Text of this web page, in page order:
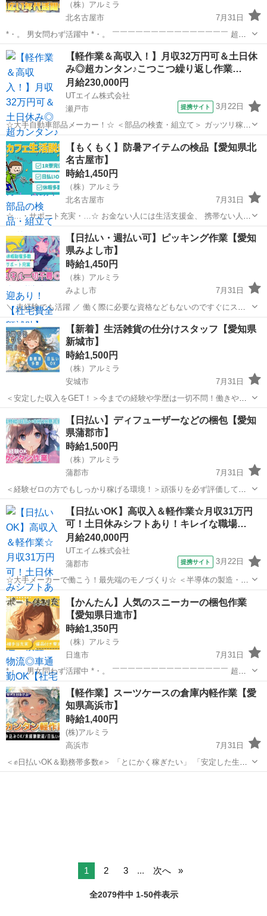
（株）アルミラ
北名古屋市
7月31日
*・。 男女問わず活躍中 *・。 ￣￣￣￣￣￣￣￣￣￣￣￣￣￣￣ 超カ
ンタン作業のみなので 経験や資格は必要ナシ！ 活躍中のスタッフさん
も約80％が未経験からのスタート♪ 初めてで不安な気持ちを...
愛知 北名古屋市 倉庫 時給
【軽作業＆高収入！】月収32万円可＆土日休
み◎超カンタン♪こつこつ繰り返し作業…
月給230,000円
UTエイム株式会社
瀬戸市
提携サイト 3月22日
☆大手自動車部品メーカー！☆ ＜部品の検査・組立て＞ ガッツリ稼ぎ
たい方必見！ 人気のコツコツ軽作業で高収入！ 車業界のお仕事、まず
は部品製造から始めてみませんか？ 自動車の安全を担う部品の製造に
関われます★ 比較的カン...
愛知 瀬戸市 倉庫
【もくもく】防暑アイテムの検品【愛知県北
名古屋市】
時給1,450円
（株）アルミラ
北名古屋市
7月31日
☆…・サポート充実・…☆ お金ない人には生活支援金、 携帯ない人に
はレンタル、 住む場所がない方には 即日入寮可能案件をご紹介♪ も
し、できない場合は 宿泊施設代をお渡しします☆ ☆…...
愛知 北名古屋市 倉庫 時給
【日払い・週払い可】ピッキング作業【愛知
県みよし市】
時給1,450円
（株）アルミラ
みよし市
7月31日
＼ 未経験でも活躍 ／ 働く際に必要な資格などもないのですぐにスタ
ートできる環境です！ プロのコーディネーターがサポートします♪ お
急ぎの方は『06-4963-0032』にお電話下さい！ 〇●L...
愛知 みよし市 倉庫 時給
【新着】生活雑貨の仕分けスタッフ【愛知県
新城市】
時給1,500円
（株）アルミラ
安城市
7月31日
＜安定した収入をGET！＞今までの経験や学歴は一切不問！働きやす
さ抜群の職場で一緒に働いてみませんか？？ ☆…・プロのコーディネ
ーターがサポートします♪・…☆ お急ぎの方は『06-4963-0032』に ...
倉庫 時給
【日払い】ディフューザーなどの梱包【愛知
県蒲郡市】
時給1,500円
（株）アルミラ
蒲郡市
7月31日
＜経験ゼロの方でもしっかり稼げる環境！＞頑張りを必ず評価してく
れる職場なので努力次第で時給はどんどんUP！ プロのコーディネータ
ーがサポートします♪ お急ぎの方は『06-4963-0032』にお電話下さ
い！ ...
愛知 倉庫 時給
【日払いOK】高収入＆軽作業☆月収31万円
可！土日休みシフトあり！キレイな職場…
月給240,000円
UTエイム株式会社
蒲郡市
提携サイト 3月22日
☆大手メーカーで働こう！最先端のモノづくり☆ ＜半導体の製造・組
付け・検査＞ 車載用に使用される半導体を一括生産するエレクトロニ
クス工場 お仕事はとてもカンタン♪軽作業メインで力仕事は基本ナ
シ！ キレイで清潔、快適な職場環...
愛知 蒲郡市 倉庫
【かんたん】人気のスニーカーの梱包作業
【愛知県日進市】
時給1,350円
（株）アルミラ
日進市
7月31日
*・。 男女問わず活躍中 *・。 ￣￣￣￣￣￣￣￣￣￣￣￣￣￣￣ 超カ
ンタン作業のみなので 経験や資格は必要ナシ！ 活躍中のスタッフさん
も約80％が未経験からのスタート♪ 初めてで不安な気持ちを ...
愛知 日進市 倉庫
【軽作業】スーツケースの倉庫内軽作業【愛
知県高浜市】
時給1,400円
(株)アルミラ
高浜市
7月31日
＜✊日払いOK＆勤務帯多数✊＞ 「とにかく稼ぎたい」 「安定した生活
を送りたい」 そんな方にオススメ✨ 日払いOKだから すぐにお給料を
1 2 3 ... 次へ
全2079件中 1-50件表示